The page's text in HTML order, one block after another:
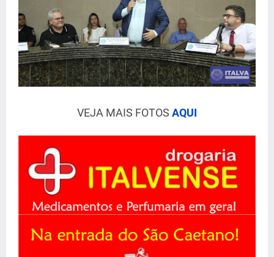
VEJA MAIS FOTOS AQUI